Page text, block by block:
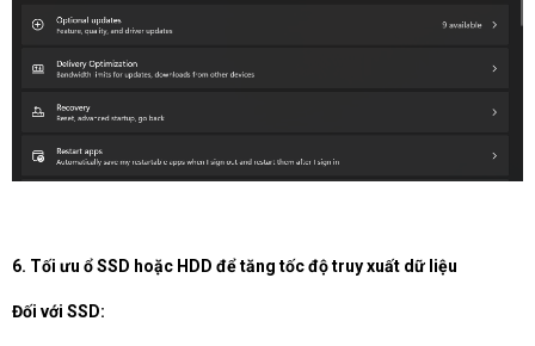
6. Tối ưu ổ SSD hoặc HDD để tăng tốc độ truy xuất dữ liệu
Đối với SSD: